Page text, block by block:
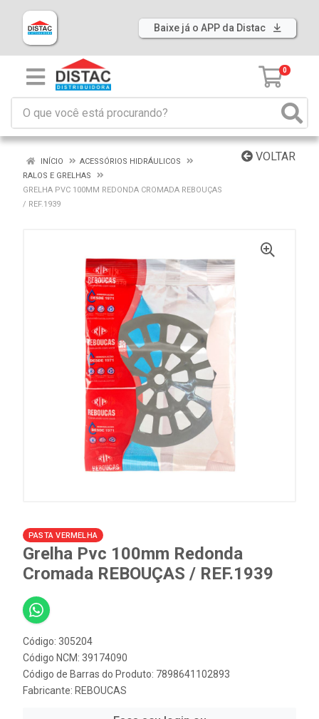
Baixe já o APP da Distac
0
VOLTAR
INÍCIO
ACESSÓRIOS HIDRÁULICOS
RALOS E GRELHAS
GRELHA PVC 100MM REDONDA CROMADA REBOUÇAS
/ REF.1939
PASTA VERMELHA
Grelha Pvc 100mm Redonda
Cromada REBOUÇAS / REF.1939
Código: 305204
Código NCM: 39174090
Código de Barras do Produto: 7898641102893
Fabricante: REBOUCAS